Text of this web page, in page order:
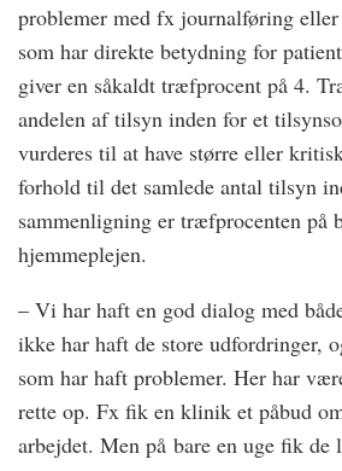
problemer med fx journalføring
som har direkte betydning for
giver en såkaldt træfprocent på 4.
andelen af tilsyn inden for et
vurderes til at have større eller
forhold til det samlede antal tilsyn
sammenligning er træfprocenten på
hjemmeplejen.
– Vi har haft en god dialog med
ikke har haft de store udfordringer,
som har haft problemer. Her har
rette op. Fx fik en klinik et påbud
arbejdet. Men på bare en uge fik de